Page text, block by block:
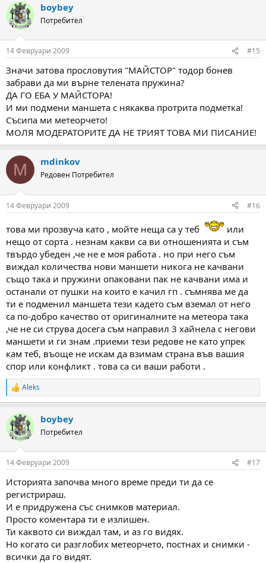
boybey
Потребител
14 Февруари 2009 #15
Значи затова прословутия "МАЙСТОР" тодор бонев
забрави да ми върне телената пружина?
ДА ГО ЕБА У МАЙСТОРА!
И ми подмени маншета с някаква протрита подметка!
Съсипа ми метеорчето!
МОЛЯ МОДЕРАТОРИТЕ ДА НЕ ТРИЯТ ТОВА МИ ПИСАНИЕ!
M mdinkov
Редовен Потребител
14 Февруари 2009 #16
това ми прозвуча като , мойте неща са у теб
или
нещо от сорта . незнам какви са ви отношенията и съм
твърдо убеден ,че не е моя работа . но при него съм
виждал количества нови маншети никога не качвани
също така и пружини опаковани пак не качвани има и
останали от пушки на които е качил гп . съмнява ме да
ти е подменил маншета тези кадето съм вземал от него
са по-добро качество от оригиналните на метеора така
,че не си струва досега съм направил 3 хайнела с негови
маншети и ги знам .приеми тези редове не като упрек
кам теб, въоще не искам да взимам страна във вашия
спор или конфликт . това са си ваши работи .
R
e
c
t
i
s
Aleks
boybey
Потребител
14 Февруари 2009 #17
Историята започва много време преди ти да се
регистрираш.
И е придружена със снимков материал.
Просто коментара ти е излишен.
Ти каквото си виждал там, и аз го видях.
Но когато си разглобих метеорчето, постнах и снимки -
всички да го видят.